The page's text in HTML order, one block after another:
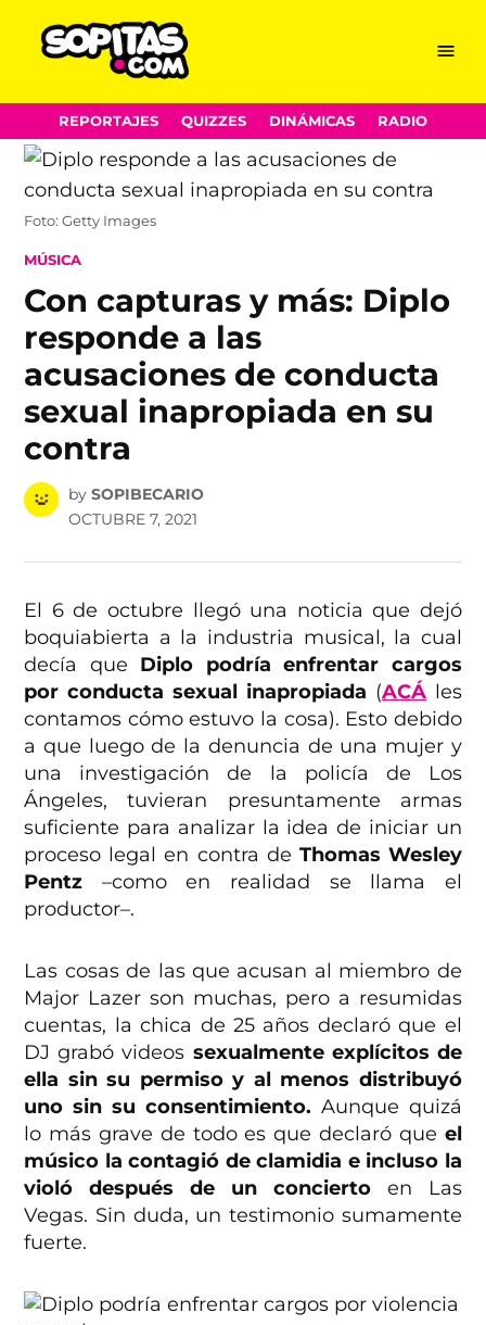
Skip
to
content
Menu
REPORTAJES QUIZZES DINÁMICAS RADIO
Foto: Getty Images
POSTED
MÚSICA
Con capturas y más: Diplo
responde a las
acusaciones de conducta
sexual inapropiada en su
contra
by SOPIBECARIO
OCTUBRE 7, 2021
El 6 de octubre llegó una noticia que dejó
boquiabierta a la industria musical, la cual
decía que Diplo podría enfrentar cargos
por conducta sexual inapropiada (ACÁles
contamos cómo estuvo la cosa). Esto debido
a que luego de la denuncia de una mujer y
una investigación de la policía de Los
Ángeles, tuvieran presuntamente armas
suficiente para analizar la idea de iniciar un
proceso legal en contra de Thomas Wesley
Pentz –como en realidad se llama el
productor–.
Las cosas de las que acusan al miembro de
Major Lazer son muchas, pero a resumidas
cuentas, la chica de 25 años declaró que el
DJ grabó videos sexualmente explícitos de
ella sin su permiso y al menos distribuyó
uno sin su consentimiento. Aunque quizá
lo más grave de todo es que declaró que el
músico la contagió de clamidia e incluso la
violó después de un conciertoen Las
Vegas. Sin duda, un testimonio sumamente
fuerte.